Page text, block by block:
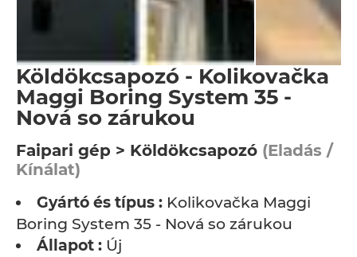
Köldökcsapozó - Kolikovačka
Maggi Boring System 35 -
Nová so zárukou
Faipari gép > Köldökcsapozó (Eladás /
Kínálat)
Gyártó és típus : Kolikovačka Maggi
Boring System 35 - Nová so zárukou
Állapot : Új